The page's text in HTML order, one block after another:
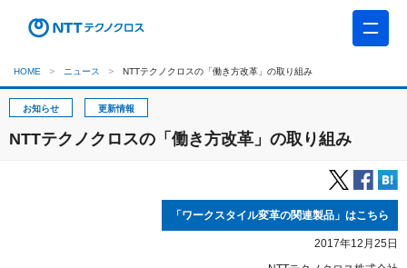
HOME ニュース NTTテクノクロスの「働き方改革」の取り組み
お知らせ 更新情報
NTTテクノクロスの「働き方改革」の取り組み
「ワークスタイル変革の関連製品」はこちら
2017年12月25日